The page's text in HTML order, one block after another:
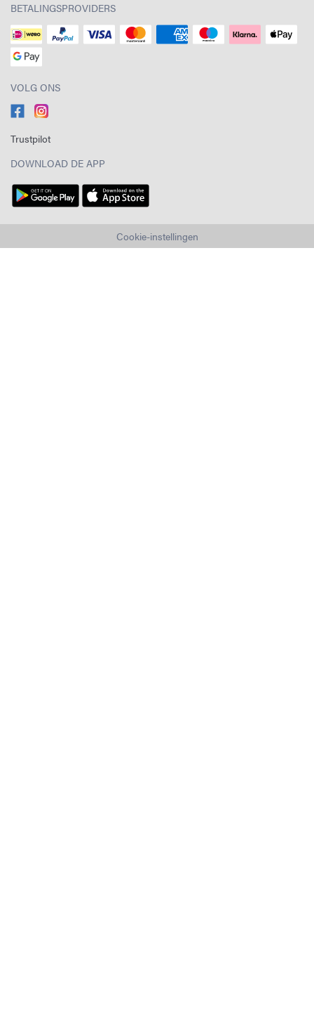
BETALINGSPROVIDERS
VOLG ONS
Trustpilot
DOWNLOAD DE APP
Cookie-instellingen